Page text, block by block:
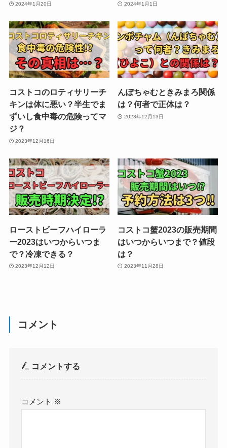
2024年1月20日 2024年1月1日
コストコのロティサリーチ
キンは体に悪い？半生でま
ずいし食中毒の危険ってマ
ジ？
2023年12月16日
んぽちゃむときみまろ関係
は？何者で正体は？
2023年12月13日
ローストビーフハイローラ
ー2023はいつからいつま
で？冷凍できる？
2023年12月12日
コストコ蟹2023の販売期間
はいつからいつまで？値段
は？
2023年11月28日
コメント
コメントする
コメント ※